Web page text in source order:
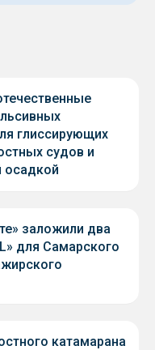
глиссирующих
судов и
осадкой
заложили два
для Самарского
катамарана